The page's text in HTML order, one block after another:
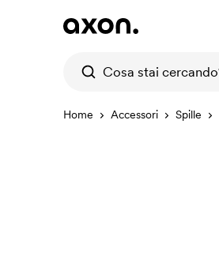
Home Accessori Spille